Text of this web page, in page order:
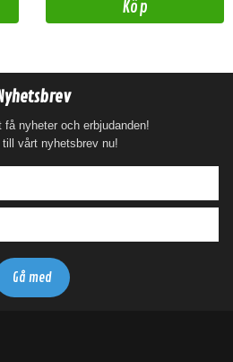
Köp
nyheter och erbjudanden!
vårt nyhetsbrev nu!